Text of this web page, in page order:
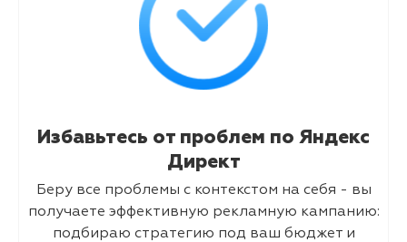
Избавьтесь от проблем по Яндекс
Директ
Беру все проблемы с контекстом на себя - вы
получаете эффективную рекламную кампанию:
подбираю стратегию под ваш бюджет и